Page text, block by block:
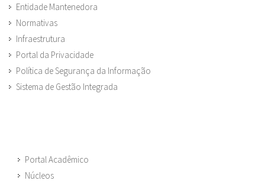
Entidade Mantenedora
Normativas
Infraestrutura
Portal da Privacidade
Política de Segurança da Informação
Sistema de Gestão Integrada
Portal Acadêmico
Núcleos